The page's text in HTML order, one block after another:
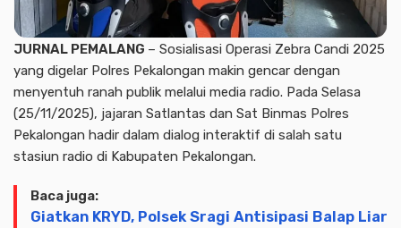
JURNAL PEMALANG – Sosialisasi Operasi Zebra Candi 2025
yang digelar Polres Pekalongan makin gencar dengan
menyentuh ranah publik melalui media radio. Pada Selasa
(25/11/2025), jajaran Satlantas dan Sat Binmas Polres
Pekalongan hadir dalam dialog interaktif di salah satu
stasiun radio di Kabupaten Pekalongan.
Baca juga:
Giatkan KRYD, Polsek Sragi Antisipasi Balap Liar